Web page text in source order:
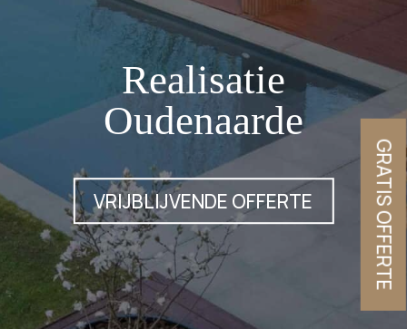
Realisatie
Oudenaarde
VRIJBLIJVENDE OFFERTE GRATIS OFFERTE